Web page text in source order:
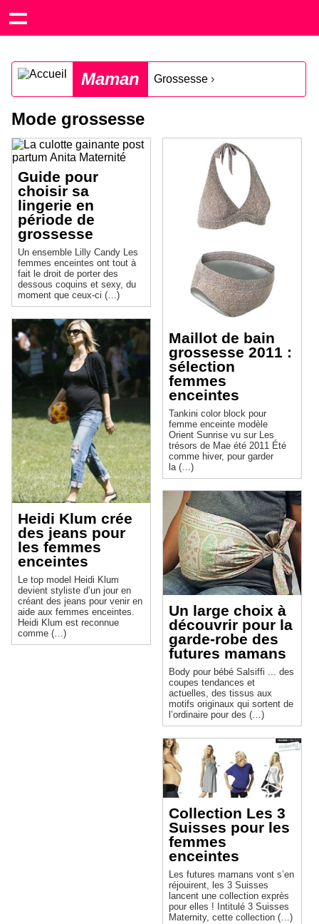
Maman Grossesse ›
Mode grossesse
Guide pour
choisir sa
lingerie en
période de
grossesse
Un ensemble Lilly Candy Les
femmes enceintes ont tout à
fait le droit de porter des
dessous coquins et sexy, du
moment que ceux-ci (…)
Heidi Klum crée
des jeans pour
les femmes
enceintes
Le top model Heidi Klum
devient styliste d’un jour en
créant des jeans pour venir en
aide aux femmes enceintes.
Heidi Klum est reconnue
comme (…)
Maillot de bain
grossesse 2011 :
sélection
femmes
enceintes
Tankini color block pour
femme enceinte modèle
Orient Sunrise vu sur Les
trésors de Mae été 2011 Été
comme hiver, pour garder
la (…)
Un large choix à
découvrir pour la
garde-robe des
futures mamans
Body pour bébé Salsiffi ... des
coupes tendances et
actuelles, des tissus aux
motifs originaux qui sortent de
l’ordinaire pour des (…)
Collection Les 3
Suisses pour les
femmes
enceintes
Les futures mamans vont s’en
réjouirent, les 3 Suisses
lancent une collection exprès
pour elles ! Intitulé 3 Suisses
Maternity, cette collection (…)